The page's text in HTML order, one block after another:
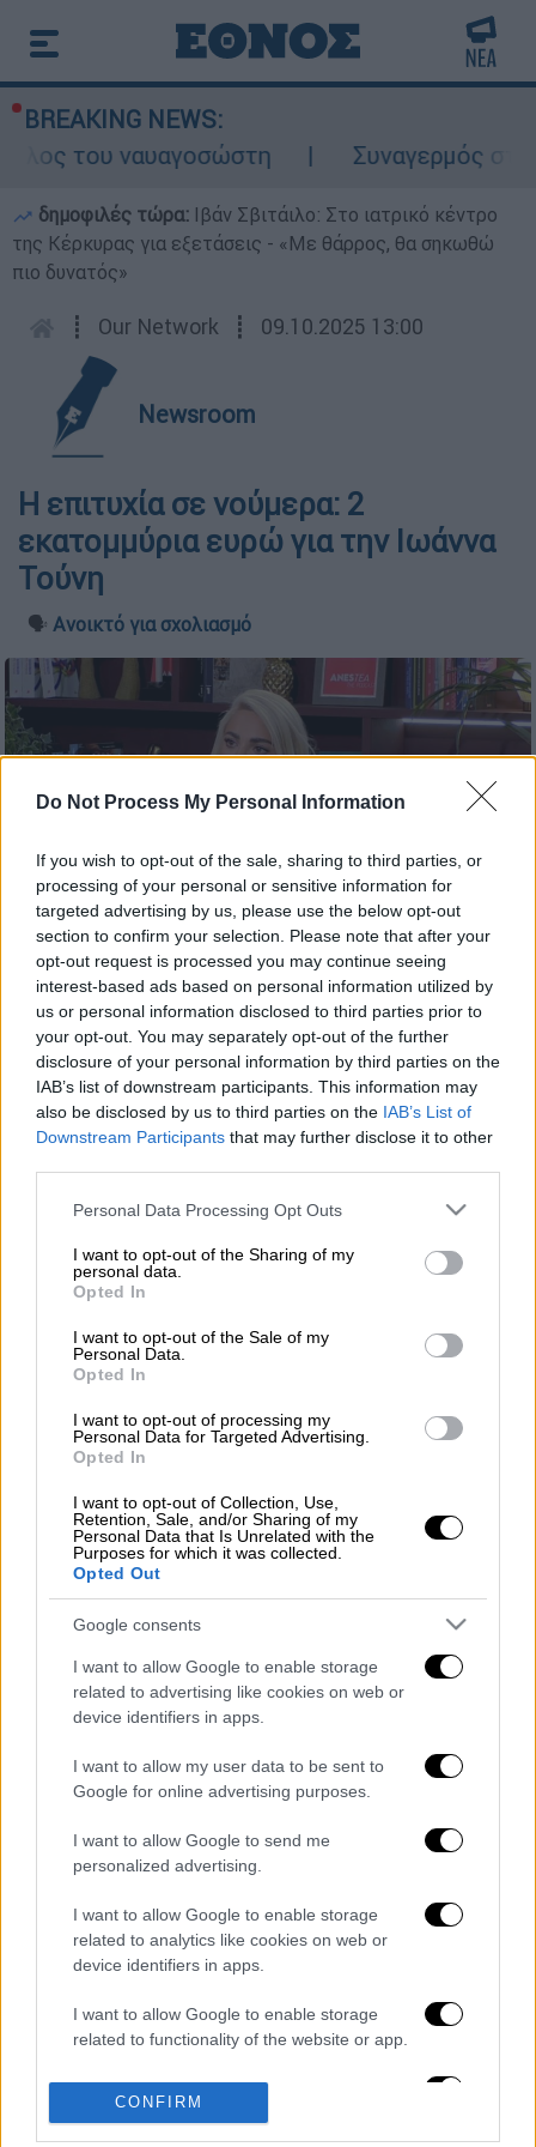
Do Not Process My Personal Information
If you wish to opt-out of the sale, sharing to third parties, or
processing of your personal or sensitive information for
targeted advertising by us, please use the below opt-out
section to confirm your selection. Please note that after your
opt-out request is processed you may continue seeing
interest-based ads based on personal information utilized by
us or personal information disclosed to third parties prior to
your opt-out. You may separately opt-out of the further
disclosure of your personal information by third parties on the
IAB’s list of downstream participants. This information may
also be disclosed by us to third parties on the IAB’s List of
Downstream Participants that may further disclose it to other
Please note that this website/app uses one or more Google
not limited to your visit or usage behaviour. You may click to
grant or deny consent to Google and its third-party tags to
use your data for below specified purposes in below Google
consent section.
Personal Data Processing Opt Outs
I want to opt-out of the Sharing of my
personal data.
Opted In
I want to opt-out of the Sale of my
Personal Data.
Opted In
I want to opt-out of processing my
Personal Data for Targeted Advertising.
Opted In
I want to opt-out of Collection, Use,
Retention, Sale, and/or Sharing of my
Personal Data that Is Unrelated with the
Purposes for which it was collected.
Opted Out
Google consents
I want to allow Google to enable storage
related to advertising like cookies on web or
device identifiers in apps.
I want to allow my user data to be sent to
Google for online advertising purposes.
I want to allow Google to send me
personalized advertising.
I want to allow Google to enable storage
related to analytics like cookies on web or
device identifiers in apps.
I want to allow Google to enable storage
related to functionality of the website or app.
I want to allow Google to enable storage
related to personalization.
CONFIRM
BREAKING NEWS:
του ναυαγοσώστη
Συναγερμός
δημοφιλές τώρα: Ιβάν Σβιτάιλο: Στο ιατρικό κέντρο
της Κέρκυρας για εξετάσεις - «Με θάρρος, θα σηκωθώ
πιο δυνατός»
┋ Our Network ┋ 09.10.2025 13:00
Newsroom
Η επιτυχία σε νούμερα: 2
εκατομμύρια ευρώ για την Ιωάννα
Τούνη
🗣️ Ανοικτό για σχολιασμό
Προσθέστε το ΕΘΝΟΣ στη Google
Νούμερα που προκαλούν... ζάλη.
ΗΙωάννα Τούνηείναι πλέον μια
επιχειρηματίας, πέραν από τη νούμερο 1
Και ξέρετε κάτι; Το λένε και οι αριθμοί της...
Δείτε περισσότερα μ' ένα κλικ
στο dailymedia.com.gr
ΕΘΝΟΣ θα παρεμβαίνει και τα προσβλητικά σχόλια θα
διαγράφονται
καταχώρηση
Διαβάστε ακόμη
O στρατηγός ήταν σχιζοφρενής, εμμονικός,
πλησίαζε τα 75 όταν τον αντάμωσε η δόξα –
Εκείνος που άλλαξε την πορεία της
Ιστορίας!
Ελισάβετ Κωνσταντινίδου στο ethnos.gr:
«Κάθε πόλεμος είναι ένας εμφύλιος, όλοι
είμαστε αδέλφια»
Στον εισαγγελέα ο ιδιοκτήτης του beach